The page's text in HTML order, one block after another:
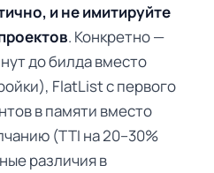
и не имитируйте
. Конкретно —
до билда вместо
FlatList с первого
в памяти вместо
(TTI на 20–30%
различия в